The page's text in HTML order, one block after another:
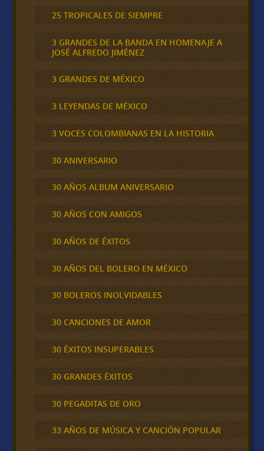
25 TROPICALES DE SIEMPRE
3 GRANDES DE LA BANDA EN HOMENAJE A
JOSÉ ALFREDO JIMÉNEZ
3 GRANDES DE MÉXICO
3 LEYENDAS DE MÉXICO
3 VOCES COLOMBIANAS EN LA HISTORIA
30 ANIVERSARIO
30 AÑOS ALBUM ANIVERSARIO
30 AÑOS CON AMIGOS
30 AÑOS DE ÉXITOS
30 AÑOS DEL BOLERO EN MÉXICO
30 BOLEROS INOLVIDABLES
30 CANCIONES DE AMOR
30 ÉXITOS INSUPERABLES
30 GRANDES ÉXITOS
30 PEGADITAS DE ORO
33 AÑOS DE MÚSICA Y CANCIÓN POPULAR